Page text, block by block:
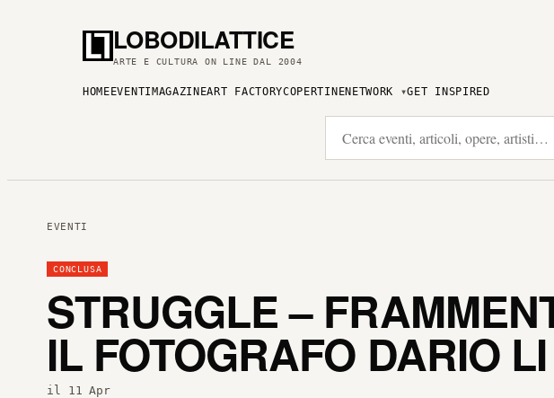
LOBODILATTICE
ARTE E CULTURA ON LINE DAL 2004
HOME EVENTI MAGAZINEART FACTORYCOPERTINENETWORK GET INSPIRED
EVENTI
CONCLUSA
STRUGGLE –
IL FOTOGRAFO DARIO
il 11 Apr